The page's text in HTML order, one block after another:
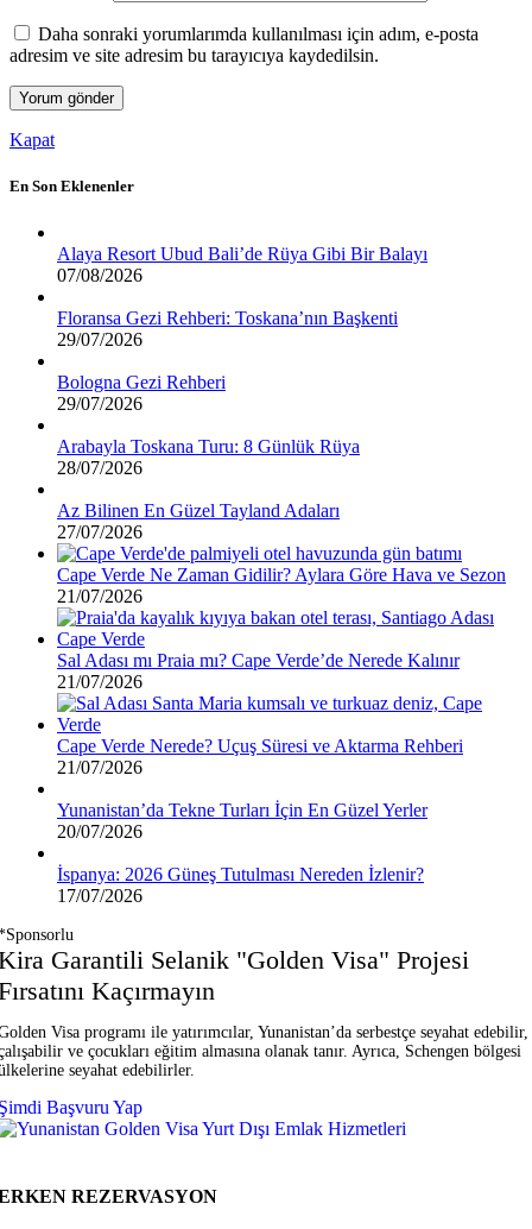
Daha sonraki yorumlarımda kullanılması için adım, e-posta
adresim ve site adresim bu tarayıcıya kaydedilsin.
Kapat
En Son Eklenenler
Alaya Resort Ubud Bali’de Rüya Gibi Bir Balayı
07/08/2026
Floransa Gezi Rehberi: Toskana’nın Başkenti
29/07/2026
Bologna Gezi Rehberi
29/07/2026
Arabayla Toskana Turu: 8 Günlük Rüya
28/07/2026
Az Bilinen En Güzel Tayland Adaları
27/07/2026
Cape Verde Ne Zaman Gidilir? Aylara Göre Hava ve Sezon
21/07/2026
Sal Adası mı Praia mı? Cape Verde’de Nerede Kalınır
21/07/2026
Cape Verde Nerede? Uçuş Süresi ve Aktarma Rehberi
21/07/2026
Yunanistan’da Tekne Turları İçin En Güzel Yerler
20/07/2026
İspanya: 2026 Güneş Tutulması Nereden İzlenir?
17/07/2026
Garantili Selanik "Golden Visa" Projesi
Kaçırmayın
Visa programı ile yatırımcılar, Yunanistan’da serbestçe seyahat edebilir,
ve çocukları eğitim almasına olanak tanır. Ayrıca, Schengen bölgesi
seyahat edebilirler.
Başvuru Yap
REZERVASYON